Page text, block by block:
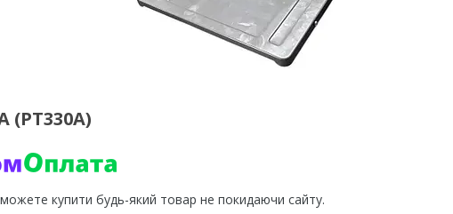
(PT330A)
можете купити будь-який товар не покидаючи сайту.